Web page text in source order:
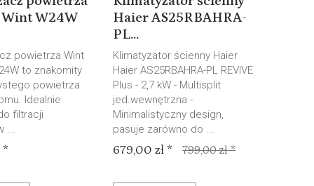
W24W
powietrza Wint
to znakomity
powietrza
Idealnie
filtracji
...
*
Haier AS25RBAHRA-
PL...
Klimatyzator ścienny Haier
Haier AS25RBAHRA-PL REVIVE
Plus - 2,7 kW - Multisplit
jed.wewnętrzna -
Minimalistyczny design,
pasuje zarówno do ...
679,00 zł * 799,00 zł *